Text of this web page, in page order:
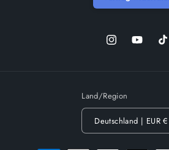
InstagramYouTube
Land/Region
Deutschland | EUR €